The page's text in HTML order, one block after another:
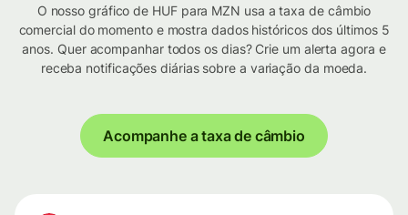
O nosso gráfico de HUF para MZN usa a taxa de câmbio
comercial do momento e mostra dados históricos dos últimos 5
anos. Quer acompanhar todos os dias? Crie um alerta agora e
receba notificações diárias sobre a variação da moeda.
Acompanhe a taxa de câmbio